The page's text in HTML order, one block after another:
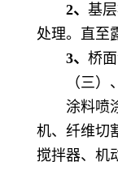
2、 基
处理。直至
3、 桥
（三）、
涂料喷涂
机、纤维切
搅拌器、机